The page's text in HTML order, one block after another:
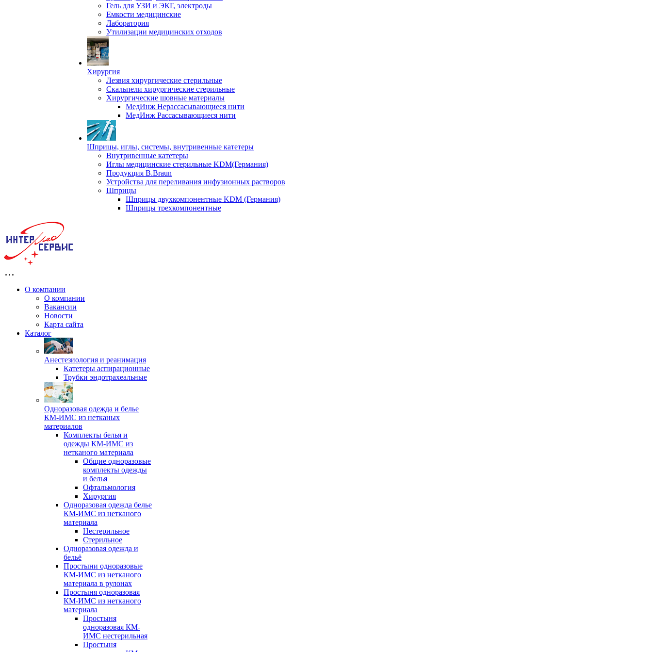
Гель для УЗИ и ЭКГ, электроды
Емкости медицинские
Лаборатория
Утилизации медицинских отходов
Хирургия
Лезвия хирургические стерильные
Скальпели хирургические стерильные
Хирургические шовные материалы
МедИнж Нерассасывающиеся нити
МедИнж Рассасывающиеся нити
Шприцы, иглы, системы, внутривенные катетеры
Внутривенные катетеры
Иглы медицинские стерильные KDM(Германия)
Продукция B.Braun
Устройства для переливания инфузионных растворов
Шприцы
Шприцы двухкомпонентные KDM (Германия)
Шприцы трехкомпонентные
О компании
О компании
Вакансии
Новости
Карта сайта
Каталог
Анестезиология и реанимация
Катетеры аспирационные
Трубки эндотрахеальные
Одноразовая одежда и белье
КМ-ИМС из нетканых
материалов
Комплекты белья и
одежды КМ-ИМС из
нетканого материала
Общие одноразовые
комплекты одежды
и белья
Офтальмология
Хирургия
Одноразовая одежда белье
КМ-ИМС из нетканого
материала
Нестерильное
Стерильное
Одноразовая одежда и
бельё
Простыни одноразовые
КМ-ИМС из нетканого
материала в рулонах
Простыня одноразовая
КМ-ИМС из нетканого
материала
Простыня
одноразовая КМ-
ИМС нестерильная
Простыня